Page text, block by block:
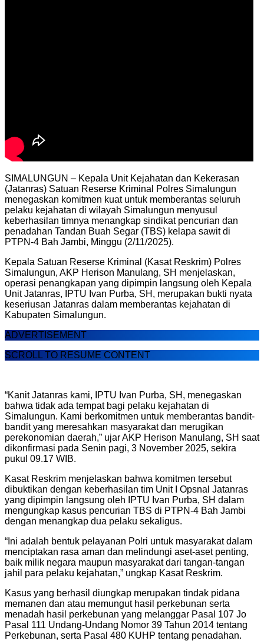
SIMALUNGUN – Kepala Unit Kejahatan dan Kekerasan
(Jatanras) Satuan Reserse Kriminal Polres Simalungun
menegaskan komitmen kuat untuk memberantas seluruh
pelaku kejahatan di wilayah Simalungun menyusul
keberhasilan timnya menangkap sindikat pencurian dan
penadahan Tandan Buah Segar (TBS) kelapa sawit di
PTPN-4 Bah Jambi, Minggu (2/11/2025).
Kepala Satuan Reserse Kriminal (Kasat Reskrim) Polres
Simalungun, AKP Herison Manulang, SH menjelaskan,
operasi penangkapan yang dipimpin langsung oleh Kepala
Unit Jatanras, IPTU Ivan Purba, SH, merupakan bukti nyata
keseriusan Jatanras dalam memberantas kejahatan di
Kabupaten Simalungun.
ADVERTISEMENT
SCROLL TO RESUME CONTENT
“Kanit Jatanras kami, IPTU Ivan Purba, SH, menegaskan
bahwa tidak ada tempat bagi pelaku kejahatan di
Simalungun. Kami berkomitmen untuk memberantas bandit-
bandit yang meresahkan masyarakat dan merugikan
perekonomian daerah,” ujar AKP Herison Manulang, SH saat
dikonfirmasi pada Senin pagi, 3 November 2025, sekira
pukul 09.17 WIB.
Kasat Reskrim menjelaskan bahwa komitmen tersebut
dibuktikan dengan keberhasilan tim Unit I Opsnal Jatanras
yang dipimpin langsung oleh IPTU Ivan Purba, SH dalam
mengungkap kasus pencurian TBS di PTPN-4 Bah Jambi
dengan menangkap dua pelaku sekaligus.
“Ini adalah bentuk pelayanan Polri untuk masyarakat dalam
menciptakan rasa aman dan melindungi aset-aset penting,
baik milik negara maupun masyarakat dari tangan-tangan
jahil para pelaku kejahatan,” ungkap Kasat Reskrim.
Kasus yang berhasil diungkap merupakan tindak pidana
memanen dan atau memungut hasil perkebunan serta
menadah hasil perkebunan yang melanggar Pasal 107 Jo
Pasal 111 Undang-Undang Nomor 39 Tahun 2014 tentang
Perkebunan, serta Pasal 480 KUHP tentang penadahan.